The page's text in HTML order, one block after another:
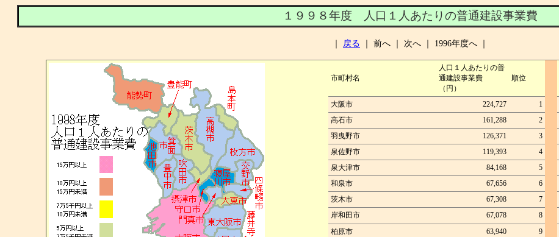
１９９８年度 人口１人あたりの普通建設事業費
｜ 戻る ｜ 前へ ｜ 次へ ｜ 1996年度へ ｜
市町村名
人口１人あたりの普
通建設事業費
（円）
順位
大阪市 224,727 1
高石市
161,288 2
羽曳野市
126,371 3
泉佐野市
119,393 4
泉大津市
84,168 5
和泉市
67,656 6
茨木市
67,308 7
岸和田市
67,078 8
柏原市
63,940 9